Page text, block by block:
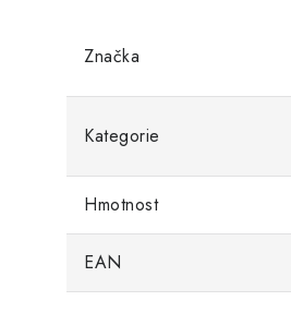
Značka
Kategorie
Hmotnost
EAN